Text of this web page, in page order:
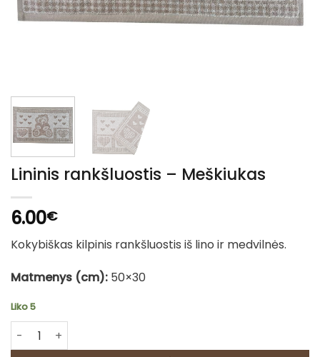
Lininis rankšluostis – Meškiukas
6.00€
Kokybiškas kilpinis rankšluostis iš lino ir medvilnės.
Matmenys (cm): 50×30
Liko 5
produkto kiekis: Lininis rankšluostis - Meškiukas